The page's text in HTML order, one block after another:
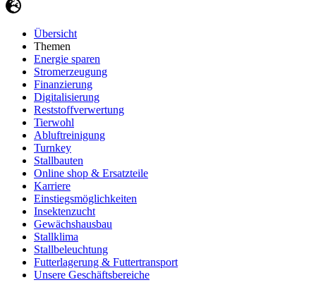
Übersicht
Themen
Energie sparen
Stromerzeugung
Finanzierung
Digitalisierung
Reststoffverwertung
Tierwohl
Abluftreinigung
Turnkey
Stallbauten
Online shop & Ersatzteile
Karriere
Einstiegsmöglichkeiten
Insektenzucht
Gewächshausbau
Stallklima
Stallbeleuchtung
Futterlagerung & Futtertransport
Unsere Geschäftsbereiche